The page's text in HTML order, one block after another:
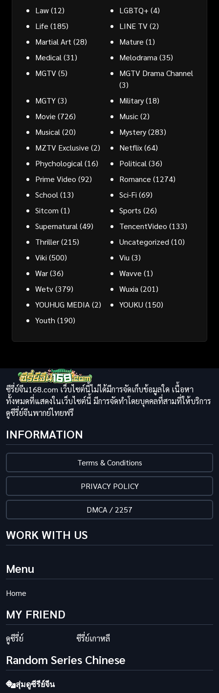
Law(12) LGBTQ+ (4)
Life (185) LINE TV(2)
Martial Art (28) Mature (1)
Medical (31) Melodrama (35)
MGTV(5)
MGTV Drama Channel
(3)
MGTY(3) Military(18)
Movie (726) Music(2)
Musical (20) Mystery(283)
MZTV Exclusive (2) Netflix(64)
Phychological (16) Political (36)
Prime Video (92) Romance (1274)
School (13) Sci-Fi (69)
Sitcom (1) Sports (26)
Supernatural (49) TencentVideo (133)
Thriller(215) Uncategorized (10)
Viki (500) Viu (3)
War(36) Wavve (1)
Wetv(379) Wuxia (201)
YOUHUG MEDIA (2) YOUKU (150)
Youth (190)
ซีรี่ย์จีน168.com เว็บไซต์นี้ไม่ได้มีการจัดเก็บข้อมูลใด เนื้อหา
ทั้งหมดที่แสดงในเว็บไซต์นี้ มีการจัดทำโดยบุคคลที่สามที่ให้บริการ
ดูซีรี่ย์จีนพากย์ไทยฟรี
INFORMATION
Terms & Conditions
PRIVACY POLICY
DMCA / 2257
WORK WITH US
Menu
Home
MY FRIEND
ดูซีรี่ย์ ซีรี่ย์เกาหลี
Random Series Chinese
สุ่มดูซีรีย์จีน